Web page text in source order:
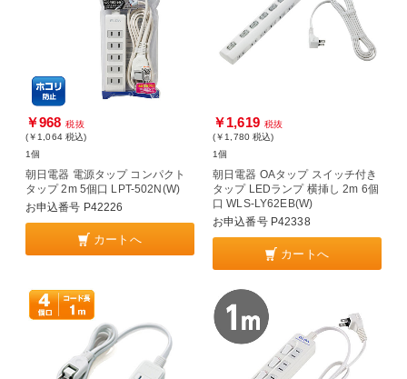
￥968 税抜
(￥1,064 税込)
1個
朝日電器 電源タップ コンパクト
タップ 2m 5個口 LPT-502N(W)
お申込番号 P42226
カートへ
￥1,619 税抜
(￥1,780 税込)
1個
朝日電器 OAタップ スイッチ付き
タップ LEDランプ 横挿し 2m 6個
口 WLS-LY62EB(W)
お申込番号 P42338
カートへ